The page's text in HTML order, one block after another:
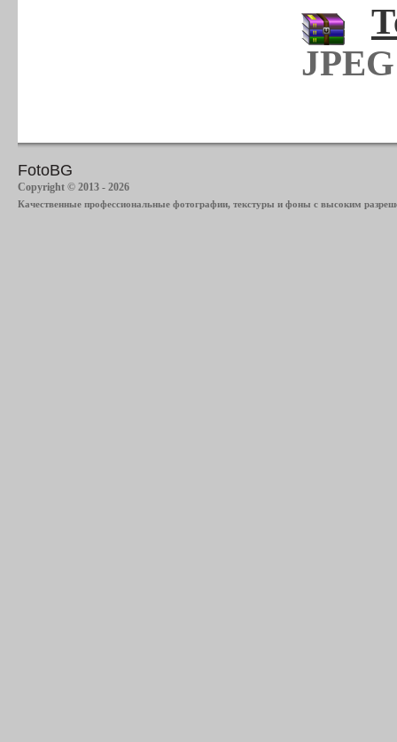
FotoBG
Copyright © 2013 - 2026
Качественные профессиональные фотографии, текстуры и фоны с высоким